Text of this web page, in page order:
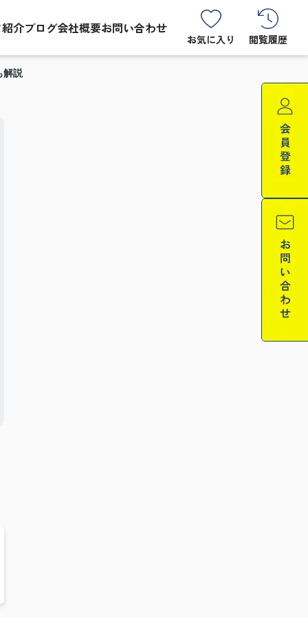
介ブログ会社概要お問い合わせ
お気に入り 閲覧履歴
解説